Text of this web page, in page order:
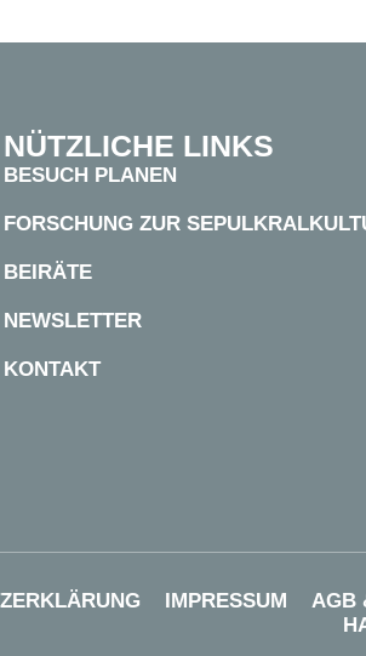
NÜTZLICHE LINKS
BESUCH PLANEN
FORSCHUNG ZUR
BEIRÄTE
NEWSLETTER
KONTAKT
IMPRESSUM
AGB